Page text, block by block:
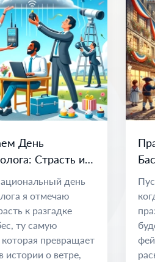
День
Страсть и
день
я отмечаю
к разгадке
ту самую
которая превращает
истории о ветре,